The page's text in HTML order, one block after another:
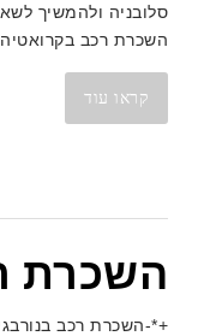
סלובניה ולהמשיך
השכרת רכב
קראו עוד
השכרת
+*-השכרת רכב